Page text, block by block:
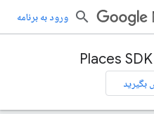
ورود به برنامه
Places
بگیرید